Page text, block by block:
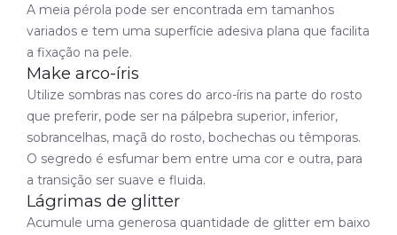
A meia pérola pode ser encontrada em tamanhos
variados e tem uma superfície adesiva plana que facilita
a fixação na pele.
Make arco-íris
Utilize sombras nas cores do arco-íris na parte do rosto
que preferir, pode ser na pálpebra superior, inferior,
sobrancelhas, maçã do rosto, bochechas ou têmporas.
O segredo é esfumar bem entre uma cor e outra, para
a transição ser suave e fluida.
Lágrimas de glitter
Acumule uma generosa quantidade de glitter em baixo